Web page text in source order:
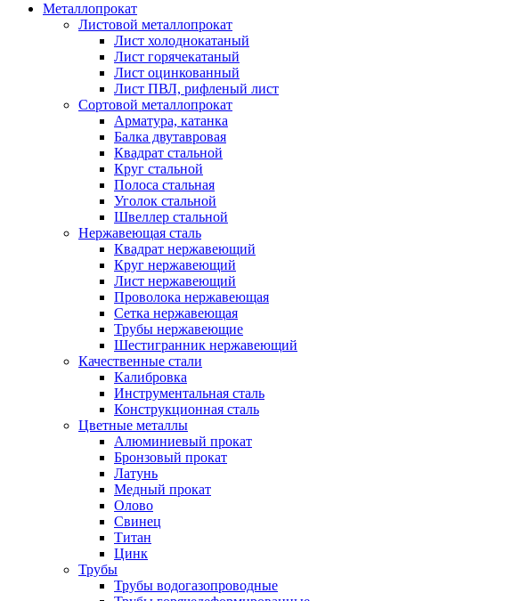
Металлопрокат
Листовой металлопрокат
Лист холоднокатаный
Лист горячекатаный
Лист оцинкованный
Лист ПВЛ, рифленый лист
Сортовой металлопрокат
Арматура, катанка
Балка двутавровая
Квадрат стальной
Круг стальной
Полоса стальная
Уголок стальной
Швеллер стальной
Нержавеющая сталь
Квадрат нержавеющий
Круг нержавеющий
Лист нержавеющий
Проволока нержавеющая
Сетка нержавеющая
Трубы нержавеющие
Шестигранник нержавеющий
Качественные стали
Калибровка
Инструментальная сталь
Конструкционная сталь
Цветные металлы
Алюминиевый прокат
Бронзовый прокат
Латунь
Медный прокат
Олово
Свинец
Титан
Цинк
Трубы
Трубы водогазопроводные